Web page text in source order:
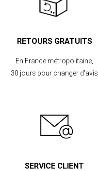
RETOURS GRATUITS
En France métropolitaine,
30 jours pour changer d'avis
SERVICE CLIENT